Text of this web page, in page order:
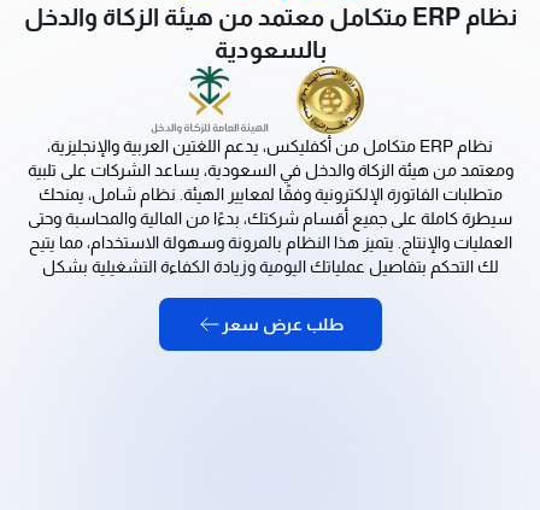
نظام ERP متكامل معتمد من هيئة الزكاة والدخل
بالسعودية
نظام ERP متكامل من أكفليكس، يدعم اللغتين العربية والإنجليزية،
ومعتمد من هيئة الزكاة والدخل في السعودية، يساعد الشركات على تلبية
متطلبات الفاتورة الإلكترونية وفقًا لمعايير الهيئة. نظام شامل، يمنحك
سيطرة كاملة على جميع أقسام شركتك، بدءًا من المالية والمحاسبة وحتى
العمليات والإنتاج. يتميز هذا النظام بالمرونة وسهولة الاستخدام، مما يتيح
لك التحكم بتفاصيل عملياتك اليومية وزيادة الكفاءة التشغيلية بشكل
أعمالك ويؤمن لك رؤية مالية شاملة في أي وقت.
طلب عرض سعر